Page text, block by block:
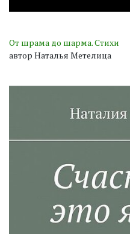
От шрама до шарма. Стихи
автор Наталья Метелица